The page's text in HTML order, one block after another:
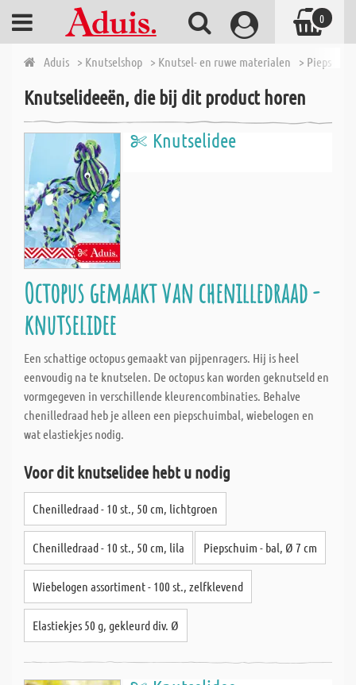
Aduis > Knutselshop > Knutsel- en ruwe materialen >
Knutselideeën, die bij dit product horen
Knutselidee
Octopus gemaakt van chenilledraad -
knutselidee
Een schattige octopus gemaakt van pijpenragers. Hij is heel
eenvoudig na te knutselen. De octopus kan worden geknutseld en
vormgegeven in verschillende kleurencombinaties. Behalve
chenilledraad heb je alleen een piepschuimbal, wiebelogen en
wat elastiekjes nodig.
Voor dit knutselidee hebt u nodig
Chenilledraad - 10 st., 50 cm, lichtgroen
Chenilledraad - 10 st., 50 cm, lila Piepschuim - bal, Ø 7 cm
Wiebelogen assortiment - 100 st., zelfklevend
Elastiekjes 50 g, gekleurd div. Ø
0